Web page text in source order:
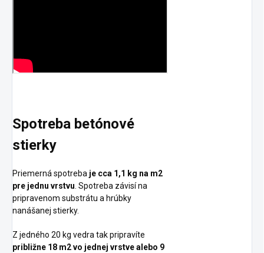
Spotreba betónové
stierky
Priemerná spotreba je cca 1,1 kg na m2
pre jednu vrstvu . Spotreba závisí na
pripravenom substrátu a hrúbky
nanášanej stierky.
Z jedného 20 kg vedra tak pripravíte
približne 18 m2vo jednej vrstve alebo 9